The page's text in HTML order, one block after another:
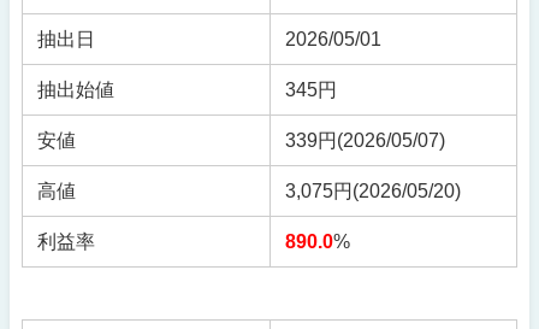
抽出日 2026/05/01
抽出始値 345円
安値 339円(2026/05/07)
高値 3,075円(2026/05/20)
利益率 890.0%